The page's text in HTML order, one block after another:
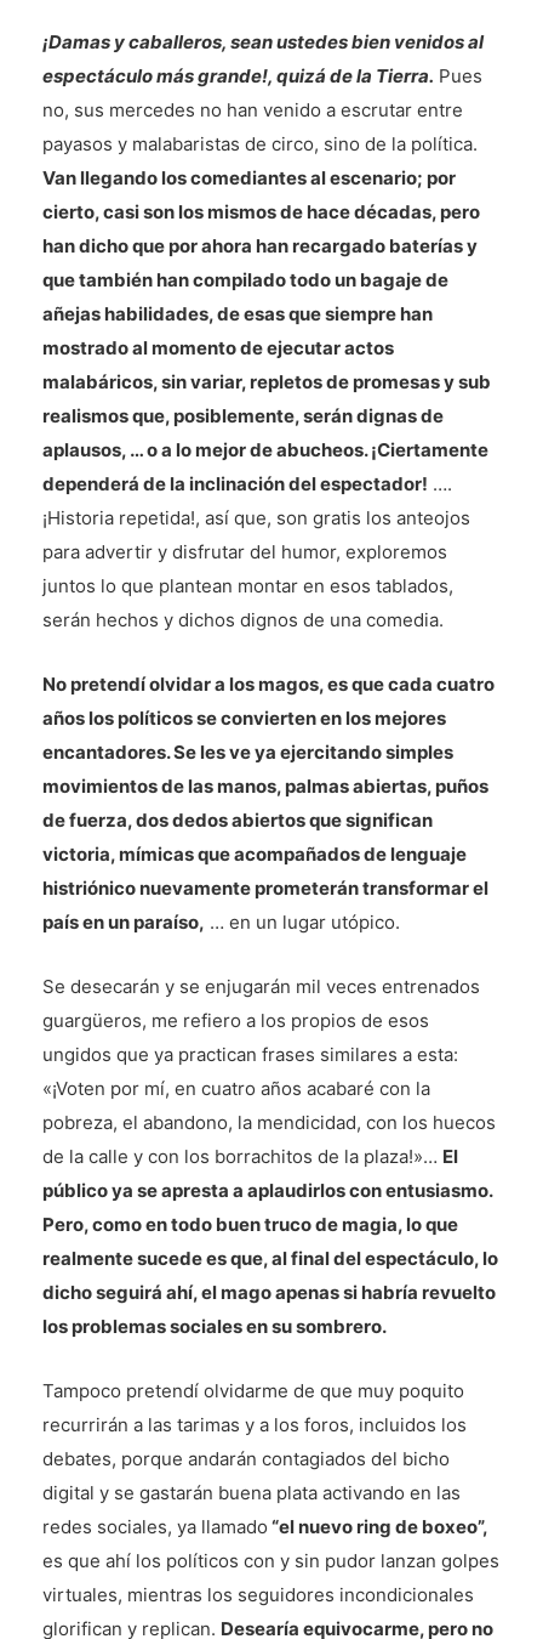
¡Damas y caballeros, sean ustedes bien venidos al
espectáculo más grande!, quizá de la Tierra. Pues
no, sus mercedes no han venido a escrutar entre
payasos y malabaristas de circo, sino de la política.
Van llegando los comediantes al escenario; por
cierto, casi son los mismos de hace décadas, pero
han dicho que por ahora han recargado baterías y
que también han compilado todo un bagaje de
añejas habilidades, de esas que siempre han
mostrado al momento de ejecutar actos
malabáricos, sin variar, repletos de promesas y sub
realismos que, posiblemente, serán dignas de
aplausos, … o a lo mejor de abucheos. ¡Ciertamente
dependerá de la inclinación del espectador! ….
¡Historia repetida!, así que, son gratis los anteojos
para advertir y disfrutar del humor, exploremos
juntos lo que plantean montar en esos tablados,
serán hechos y dichos dignos de una comedia.
No pretendí olvidar a los magos, es que cada cuatro
años los políticos se convierten en los mejores
encantadores. Se les ve ya ejercitando simples
movimientos de las manos, palmas abiertas, puños
de fuerza, dos dedos abiertos que significan
victoria, mímicas que acompañados de lenguaje
histriónico nuevamente prometerán transformar el
país en un paraíso, … en un lugar utópico.
Se desecarán y se enjugarán mil veces entrenados
guargüeros, me refiero a los propios de esos
ungidos que ya practican frases similares a esta:
«¡Voten por mí, en cuatro años acabaré con la
pobreza, el abandono, la mendicidad, con los huecos
de la calle y con los borrachitos de la plaza!»… El
público ya se apresta a aplaudirlos con entusiasmo.
Pero, como en todo buen truco de magia, lo que
realmente sucede es que, al final del espectáculo, lo
dicho seguirá ahí, el mago apenas si habría revuelto
los problemas sociales en su sombrero.
Tampoco pretendí olvidarme de que muy poquito
recurrirán a las tarimas y a los foros, incluidos los
debates, porque andarán contagiados del bicho
digital y se gastarán buena plata activando en las
redes sociales, ya llamado “el nuevo ring de boxeo”,
es que ahí los políticos con y sin pudor lanzan golpes
virtuales, mientras los seguidores incondicionales
glorifican y replican. Desearía equivocarme, pero no